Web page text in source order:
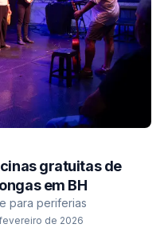
gratuitas de
em BH
para periferias
de 2026